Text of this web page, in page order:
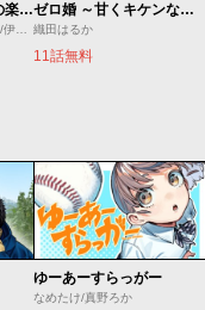
万能メイドと公爵様の楽しい日々
佐倉涼/内田ぱる/ウラシマ/伊藤テリヤキ
ゼロ婚 ～甘くキケンな極秘任務～
織田はるか
11話無料
ゆーあーすらっがー
なめたけ/真野ろか